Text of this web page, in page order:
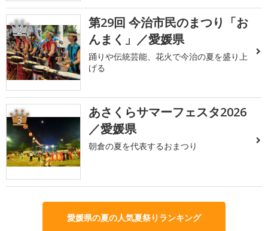
2
第29回 今治市民のまつり「お
んまく」／愛媛県
踊りや伝統芸能、花火で今治の夏を盛り上
げる
3
あさくらサマーフェスタ2026
／愛媛県
朝倉の夏を代表するおまつり
愛媛県の夏の人気夏祭りランキング